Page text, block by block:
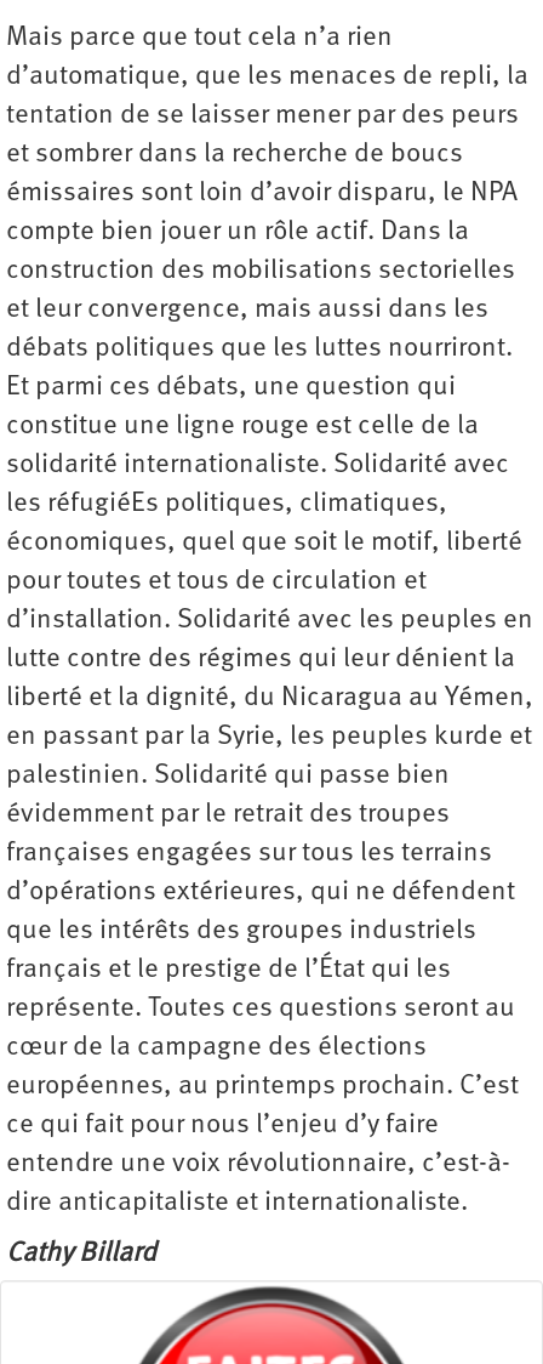
Mais parce que tout cela n’a rien
d’automatique, que les menaces de repli, la
tentation de se laisser mener par des peurs
et sombrer dans la recherche de boucs
émissaires sont loin d’avoir disparu, le NPA
compte bien jouer un rôle actif. Dans la
construction des mobilisations sectorielles
et leur convergence, mais aussi dans les
débats politiques que les luttes nourriront.
Et parmi ces débats, une question qui
constitue une ligne rouge est celle de la
solidarité internationaliste. Solidarité avec
les réfugiéEs politiques, climatiques,
économiques, quel que soit le motif, liberté
pour toutes et tous de circulation et
d’installation. Solidarité avec les peuples en
lutte contre des régimes qui leur dénient la
liberté et la dignité, du Nicaragua au Yémen,
en passant par la Syrie, les peuples kurde et
palestinien. Solidarité qui passe bien
évidemment par le retrait des troupes
françaises engagées sur tous les terrains
d’opérations extérieures, qui ne défendent
que les intérêts des groupes industriels
français et le prestige de l’État qui les
représente. Toutes ces questions seront au
cœur de la campagne des élections
européennes, au printemps prochain. C’est
ce qui fait pour nous l’enjeu d’y faire
entendre une voix révolutionnaire, c’est-à-
dire anticapitaliste et internationaliste.
Cathy Billard